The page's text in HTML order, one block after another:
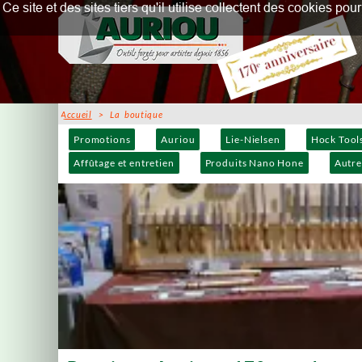
Promotions Auriou Lie-Nielsen Hock
Affûtage et entretien
Produits Nano Hone
Accueil > La boutique
Ce site et des sites tiers qu'il utilise collectent des cookies